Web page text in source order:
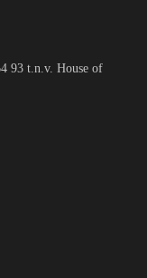
93 t.n.v. House of